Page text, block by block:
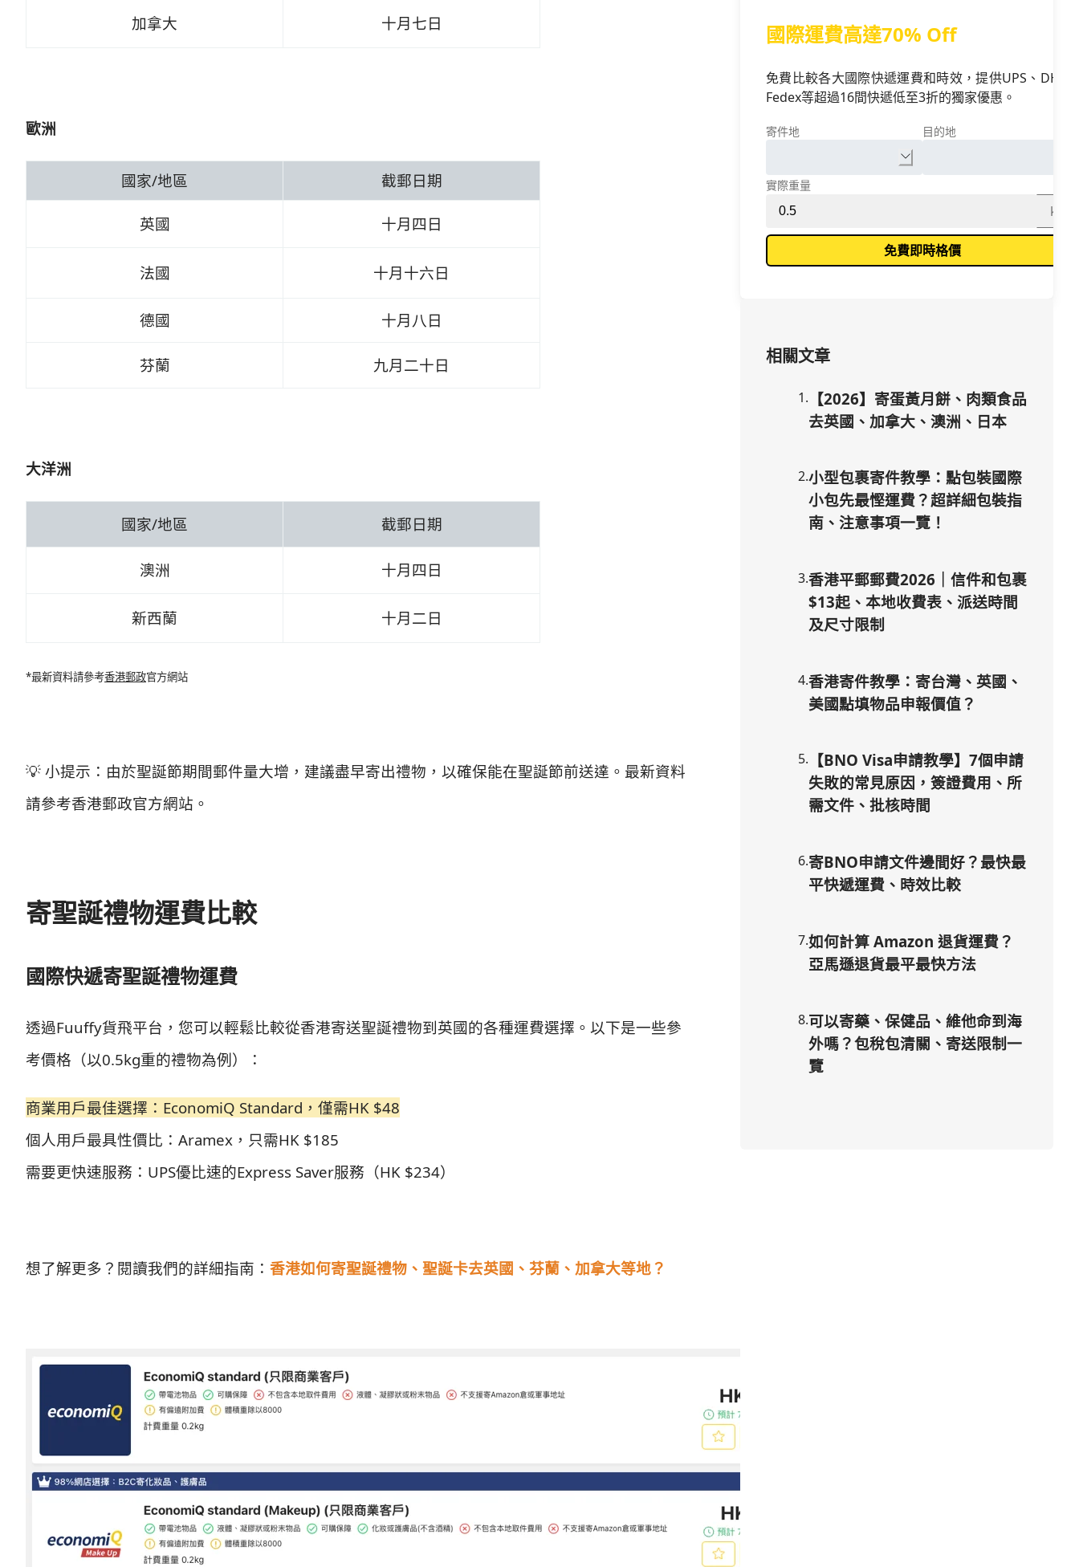
加拿大 十月七日
歐洲
國家/地區 截郵日期
英國 十月四日
法國 十月十六日
德國 十月八日
芬蘭 九月二十日
大洋洲
國家/地區 截郵日期
澳洲 十月四日
新西蘭 十月二日
*最新資料請參考香港郵政官方網站
💡 小提示：由於聖誕節期間郵件量大增，建議盡早寄出禮物，以確保能在聖誕節前送達。最新資料
請參考香港郵政官方網站。
寄聖誕禮物運費比較
國際快遞寄聖誕禮物運費
透過Fuuffy貨飛平台，您可以輕鬆比較從香港寄送聖誕禮物到英國的各種運費選擇。以下是一些參
考價格（以0.5kg重的禮物為例）：
商業用戶最佳選擇：EconomiQ Standard，僅需HK $48
個人用戶最具性價比：Aramex，只需HK $185
需要更快速服務：UPS優比速的Express Saver服務（HK $234）
想了解更多？閱讀我們的詳細指南： 香港如何寄聖誕禮物、聖誕卡去英國、芬蘭、加拿大等地？
國際運費高達70% Off
免費比較各大國際快遞運費和時效，提供UPS、DHL、
Fedex等超過16間快遞低至3折的獨家優惠。
寄件地 目的地
實際重量
kg
免費即時格價
相關文章
1. 【2026】寄蛋黃月餅、肉類食品
去英國、加拿大、澳洲、日本
2.小型包裹寄件教學：點包裝國際
小包先最慳運費？超詳細包裝指
南、注意事項一覽！
3.香港平郵郵費2026｜信件和包裹
$13起、本地收費表、派送時間
及尺寸限制
4.香港寄件教學：寄台灣、英國、
美國點填物品申報價值？
5.
【BNO Visa申請教學】7個申請
失敗的常見原因，簽證費用、所
需文件、批核時間
6.寄BNO申請文件邊間好？最快最
平快遞運費、時效比較
7.如何計算 Amazon 退貨運費？
亞馬遜退貨最平最快方法
8.可以寄藥、保健品、維他命到海
外嗎？包稅包清關、寄送限制一
覽